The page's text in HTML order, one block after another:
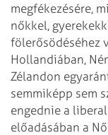
megfékezésére,
nőkkel,
fölerősödéséhez
Hollandiában,
Zélandon
semmiképp sem
engednie a
előadásában a